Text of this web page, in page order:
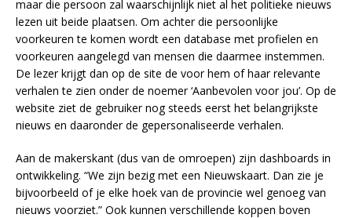
maar die persoon zal waarschijnlijk niet al het politieke nieuws
lezen uit beide plaatsen. Om achter die persoonlijke
voorkeuren te komen wordt een database met profielen en
voorkeuren aangelegd van mensen die daarmee instemmen.
De lezer krijgt dan op de site de voor hem of haar relevante
verhalen te zien onder de noemer ‘Aanbevolen voor jou’. Op de
website ziet de gebruiker nog steeds eerst het belangrijkste
nieuws en daaronder de gepersonaliseerde verhalen.
Aan de makerskant (dus van de omroepen) zijn dashboards in
ontwikkeling. “We zijn bezig met een Nieuwskaart. Dan zie je
bijvoorbeeld of je elke hoek van de provincie wel genoeg van
nieuws voorziet.” Ook kunnen verschillende koppen boven